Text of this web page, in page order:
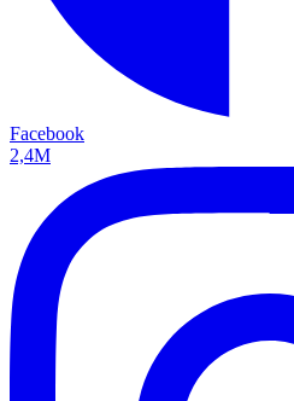
Facebook
2,4M